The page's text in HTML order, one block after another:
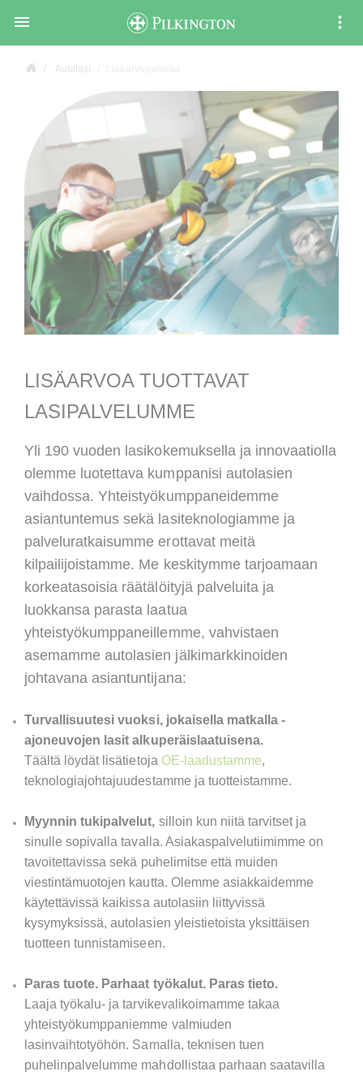

Autolasi
LISÄARVOA TUOTTAVAT
LASIPALVELUMME
Yli 190 vuoden lasikokemuksella ja innovaatiolla
olemme luotettava kumppanisi autolasien
vaihdossa. Yhteistyökumppaneidemme
asiantuntemus sekä lasiteknologiamme ja
palveluratkaisumme erottavat meitä
kilpailijoistamme. Me keskitymme tarjoamaan
korkeatasoisia räätälöityjä palveluita ja
luokkansa parasta laatua
yhteistyökumppaneillemme, vahvistaen
asemamme autolasien jälkimarkkinoiden
johtavana asiantuntijana:
Turvallisuutesi vuoksi, jokaisella matkalla -
ajoneuvojen lasit alkuperäislaatuisena.
Täältä löydät lisätietoja OE-laadustamme,
teknologiajohtajuudestamme ja tuotteistamme.
Myynnin tukipalvelut, silloin kun niitä tarvitset ja
sinulle sopivalla tavalla. Asiakaspalvelutiimimme on
tavoitettavissa sekä puhelimitse että muiden
viestintämuotojen kautta. Olemme asiakkaidemme
käytettävissä kaikissa autolasiin liittyvissä
kysymyksissä, autolasien yleistietoista yksittäisen
tuotteen tunnistamiseen.
Paras tuote. Parhaat työkalut. Paras tieto.
Laaja työkalu- ja tarvikevalikoimamme takaa
yhteistyökumppaniemme valmiuden
lasinvaihtotyöhön. Samalla, teknisen tuen
puhelinpalvelumme mahdollistaa parhaan saatavilla